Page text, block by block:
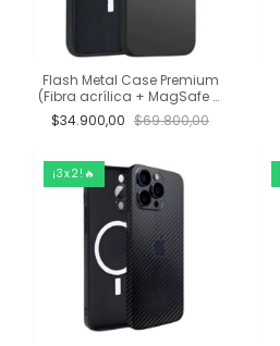
Flash Metal Case Premium
(Fibra acrílica + MagSafe +
vidrio cerámico)
$34.900,00 $69.800,00
¡3x2!🔥